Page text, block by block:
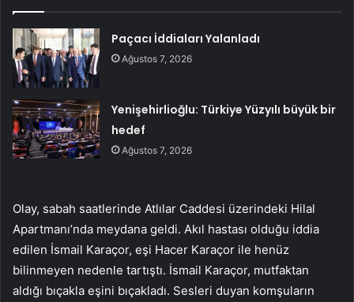
Paçacı İddiaları Yalanladı
Ağustos 7, 2026
Yenişehirlioğlu: Türkiye Yüzyılı büyük bir
hedef
Ağustos 7, 2026
Olay, sabah saatlerinde Atlılar Caddesi üzerindeki Hilal
Apartmanı’nda meydana geldi. Akıl hastası olduğu iddia
edilen İsmail Karaçor, eşi Hacer Karaçor ile henüz
bilinmeyen nedenle tartıştı. İsmail Karaçor, mutfaktan
aldığı bıçakla eşini bıçakladı. Sesleri duyan komşuların